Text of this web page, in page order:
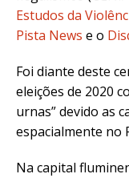
Estudos da
Pista News e o
Foi diante deste
eleições de 2020
urnas” devido as
espacialmente no
Na capital